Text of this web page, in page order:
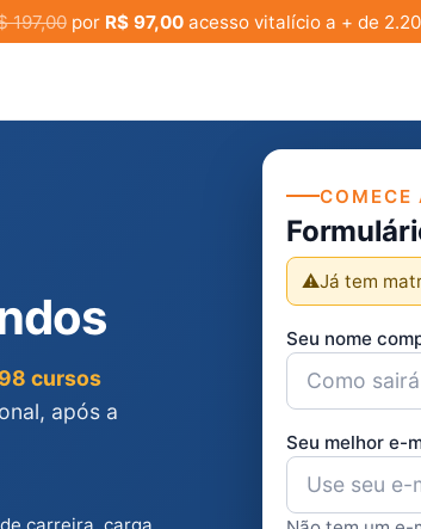
197,00por R$ 97,00acesso vitalício a + de
cursos
após a
COMECE
⚠️Já tem
Seu nome
Seu melhor e-